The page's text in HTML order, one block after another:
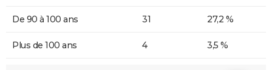
De 90 à 100 ans 31 27,2 %
Plus de 100 ans 4 3,5 %